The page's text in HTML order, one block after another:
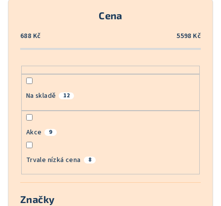
o
Cena
688 Kč 5598 Kč
Na skladě 12
Akce 9
Trvale nízká cena 8
Značky